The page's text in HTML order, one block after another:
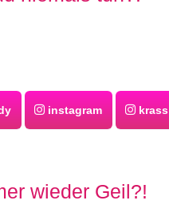
instagram krass
wieder Geil?!